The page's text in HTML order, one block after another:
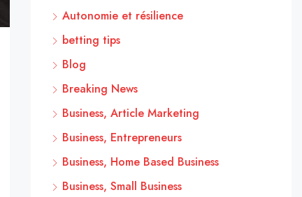
Autonomie et résilience
betting tips
Blog
Breaking News
Business, Article Marketing
Business, Entrepreneurs
Business, Home Based Business
Business, Small Business